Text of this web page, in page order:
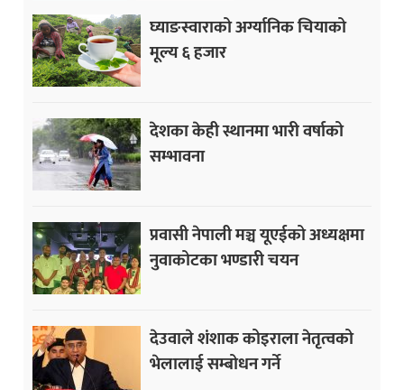
घ्याङस्वाराको अर्ग्यानिक चियाको
मूल्य ६ हजार
देशका केही स्थानमा भारी वर्षाको
सम्भावना
प्रवासी नेपाली मञ्च यूएईको अध्यक्षमा
नुवाकोटका भण्डारी चयन
देउवाले शंशाक कोइराला नेतृत्वको
भेलालाई सम्बोधन गर्ने